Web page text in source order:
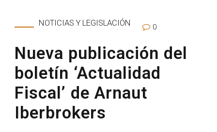
NOTICIAS Y LEGISLACIÓN 0
Nueva publicación del
boletín ‘Actualidad
Fiscal’ de Arnaut
Iberbrokers